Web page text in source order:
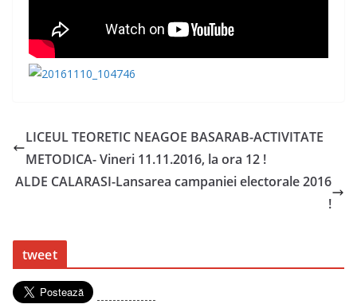
LICEUL TEORETIC NEAGOE BASARAB-ACTIVITATE
METODICA- Vineri 11.11.2016, la ora 12 !
ALDE CALARASI-Lansarea campaniei electorale 2016
!
tweet
---------------